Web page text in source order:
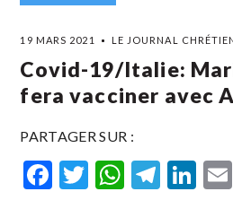
19 MARS 2021 LE JOURNAL
Covid-19/Italie:
fera vacciner avec
PARTAGER SUR :
Facebook
Twitter